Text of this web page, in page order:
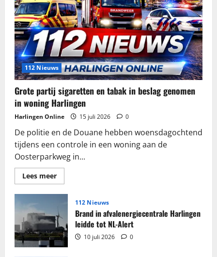
112 Nieuws
Grote partij sigaretten en tabak in beslag genomen
in woning Harlingen
Harlingen Online 15 juli 2026 0
De politie en de Douane hebben woensdagochtend
tijdens een controle in een woning aan de
Oosterparkweg in...
Lees meerLees
meer
Grote
sigaretten
en
tabak
in
beslag
genomen
in
112 Nieuws
Brand in afvalenergiecentrale Harlingen
leidde tot NL-Alert
10 juli 2026 0